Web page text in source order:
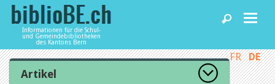
Informationen für die Schul-
und Gemeindebibliotheken
des Kantons Bern
Home
FR DE
Artikel